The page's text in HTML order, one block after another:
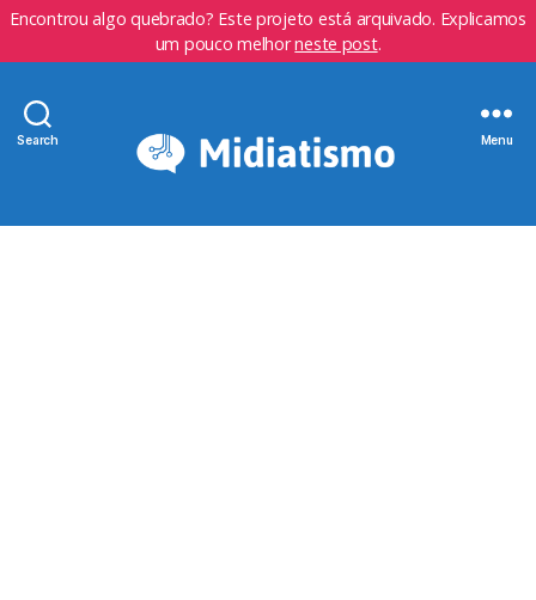
Encontrou algo quebrado? Este projeto está arquivado. Explicamos
um pouco melhorneste post.
Search Menu